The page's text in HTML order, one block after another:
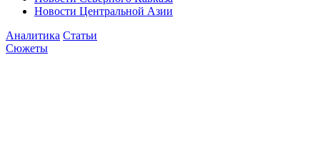
Новости Центральной Азии
Аналитика Статьи
Сюжеты